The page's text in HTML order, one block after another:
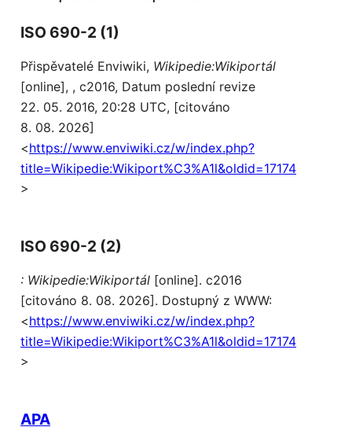
ISO 690-2 (1)
Přispěvatelé Enviwiki, Wikipedie:Wikiportál
[online], , c2016, Datum poslední revize
22. 05. 2016, 20:28 UTC, [citováno
8. 08. 2026]
<https://www.enviwiki.cz/w/index.php?
title=Wikipedie:Wikiport%C3%A1l&oldid=17174
>
ISO 690-2 (2)
: Wikipedie:Wikiportál [online]. c2016
[citováno 8. 08. 2026]. Dostupný z WWW:
<https://www.enviwiki.cz/w/index.php?
title=Wikipedie:Wikiport%C3%A1l&oldid=17174
>
APA